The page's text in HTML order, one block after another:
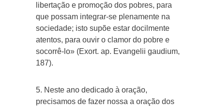
libertação e promoção dos pobres, para
que possam integrar-se plenamente na
sociedade; isto supõe estar docilmente
atentos, para ouvir o clamor do pobre e
socorrê-lo» (Exort. ap. Evangelii gaudium,
187).
5. Neste ano dedicado à oração,
precisamos de fazer nossa a oração dos